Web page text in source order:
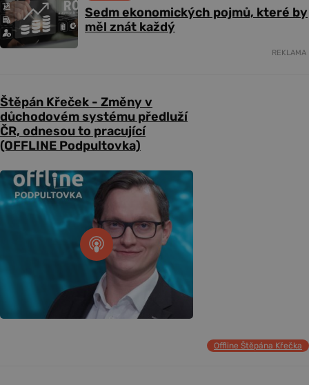
Sedm ekonomických pojmů, které by
měl znát každý
REKLAMA
Štěpán Křeček - Změny v
důchodovém systému předluží
ČR, odnesou to pracující
(OFFLINE Podpultovka)
Offline Štěpána Křečka